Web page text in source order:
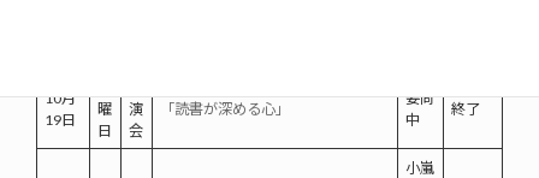
10月
19日
曜
日
演
会
「読書が深める心」
姜尚
中
終了
小嵐